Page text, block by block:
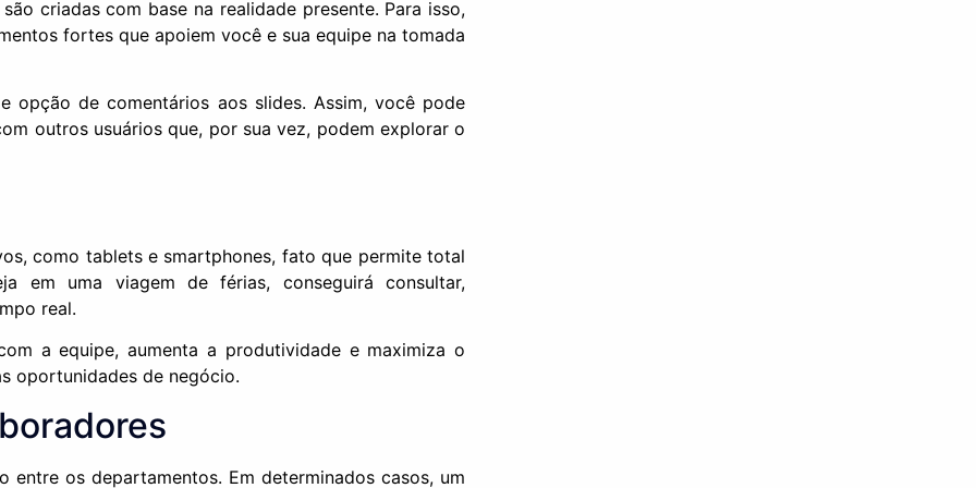
criadas com base na realidade presente. Para isso,
fortes que apoiem você e sua equipe na tomada
opção de comentários aos slides. Assim, você pode
outros usuários que, por sua vez, podem explorar o
como tablets e smartphones, fato que permite total
em uma viagem de férias, conseguirá consultar,
real.
a equipe, aumenta a produtividade e maximiza o
oportunidades de negócio.
entre os departamentos. Em determinados casos, um